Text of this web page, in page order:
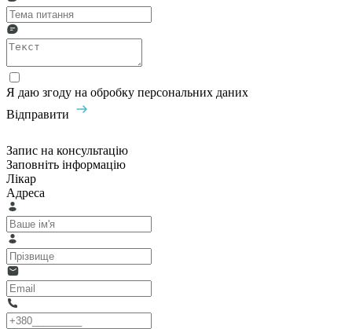
Я даю згоду на обробку персональних даних
Відправити
Запис на консультацію
Заповніть інформацію
Лікар
Адреса